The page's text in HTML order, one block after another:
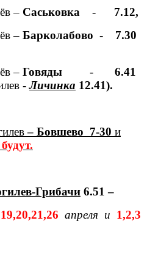
– Саськовка - 7.12,
– Барколабово - 7.30
– Говяды - 6.41
-Личинка 12.41).
– Бовшево 7-30 и
Грибачи 6.51 –
апреля и 1,2,3